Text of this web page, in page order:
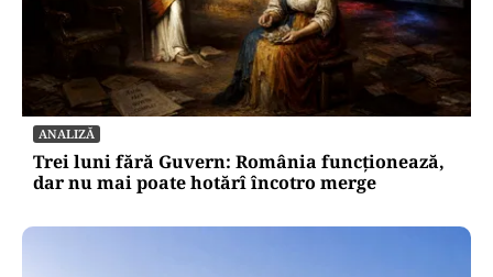
ANALIZĂ
Trei luni fără Guvern: România funcționează,
dar nu mai poate hotărî încotro merge